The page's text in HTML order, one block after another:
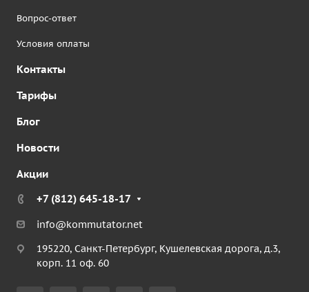
Вопрос-ответ
Условия оплаты
Контакты
Тарифы
Блог
Новости
Акции
+7 (812) 645-18-17
info@kommutator.net
195220, Санкт-Петербург, Кушелевская дорога, д.3,
корп. 11 оф. 60